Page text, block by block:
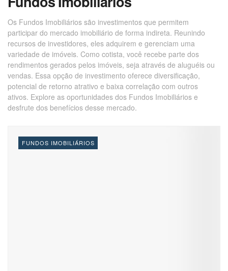
Os Fundos Imobiliários são investimentos que permitem
participar do mercado imobiliário de forma indireta. Reunindo
recursos de investidores, eles adquirem e gerenciam uma
variedade de imóveis. Como cotista, você recebe parte dos
rendimentos gerados pelos imóveis, seja através de aluguéis ou
vendas. Essa opção de investimento oferece diversificação,
potencial de retorno atrativo e baixa correlação com outros
ativos. Explore as oportunidades dos Fundos Imobiliários e
desfrute dos benefícios desse mercado.
FUNDOS IMOBILIÁRIOS